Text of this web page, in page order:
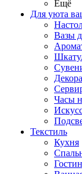
Ещё
Для уюта
Вазы
Часы
Текстиль
Кухня